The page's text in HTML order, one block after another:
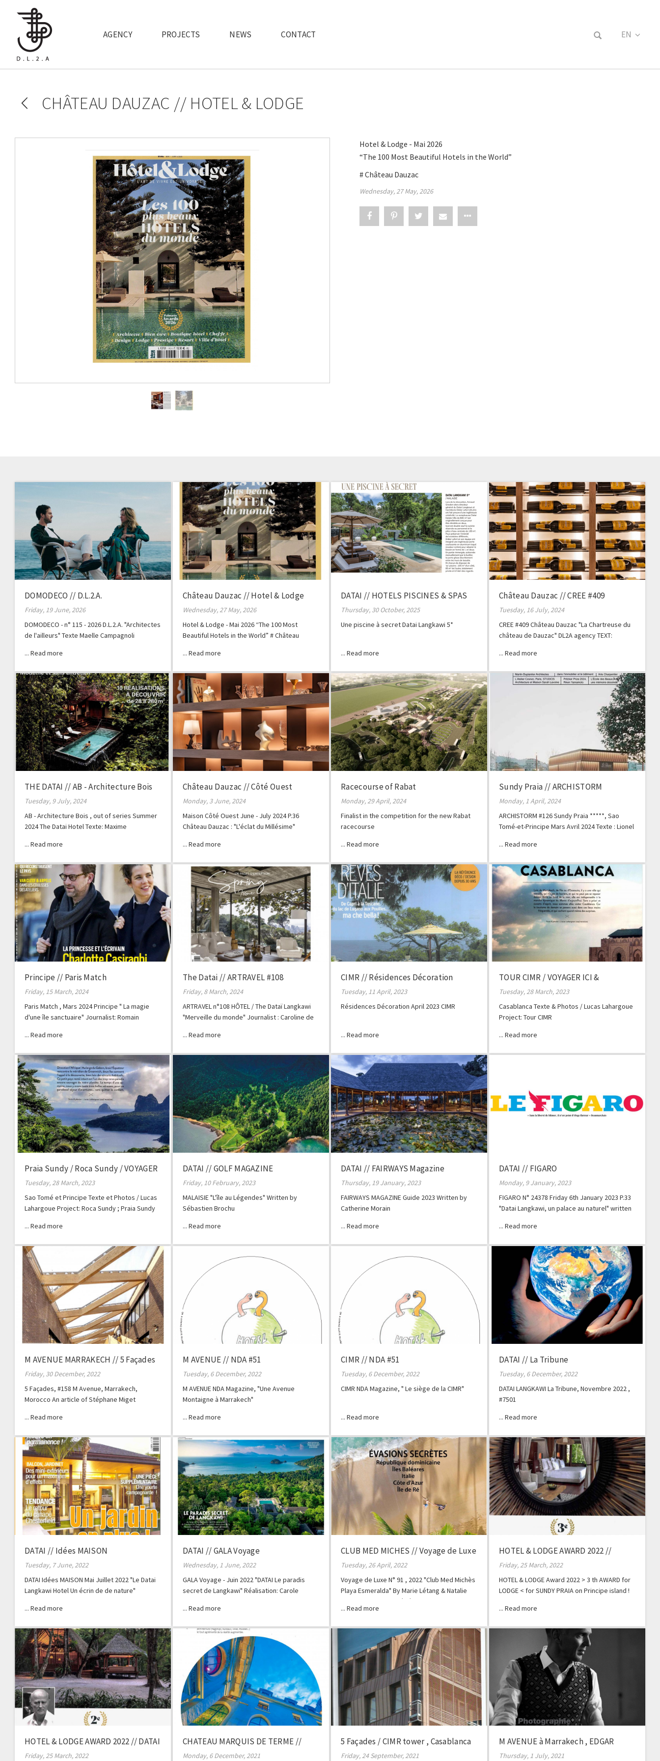
AGENCY PROJECTS NEWS CONTACT EN
CHÂTEAU DAUZAC // HOTEL & LODGE
Hotel & Lodge - Mai 2026
“The 100 Most Beautiful Hotels in the World”
# Château Dauzac
Wednesday, 27 May, 2026
DOMODECO // D.L.2.A.
Friday, 19 June, 2026
DOMODECO - n° 115 - 2026 D.L.2.A. "Architectes
de l'ailleurs" Texte Maelle Campagnoli
Château Dauzac // Hotel & Lodge
Wednesday, 27 May, 2026
Hotel & Lodge - Mai 2026 “The 100 Most
Beautiful Hotels in the World” # Château
DATAI // HOTELS PISCINES & SPAS
Thursday, 30 October, 2025
Une piscine à secret Datai Langkawi 5*
Château Dauzac // CREE #409
Tuesday, 16 July, 2024
CREE #409 Château Dauzac "La Chartreuse du
château de Dauzac" DL2A agency TEXT:
GERALDINE BRUNEEL
THE DATAI // AB - Architecture Bois
Hors série
Tuesday, 9 July, 2024
AB - Architecture Bois , out of series Summer
2024 The Datai Hotel Texte: Maxime
Château Dauzac // Côté Ouest
Monday, 3 June, 2024
Maison Côté Ouest June - July 2024 P.36
Château Dauzac : "L'éclat du Millésime"
Racecourse of Rabat
Monday, 29 April, 2024
Finalist in the competition for the new Rabat
racecourse
Sundy Praia // ARCHISTORM
Monday, 1 April, 2024
ARCHISTORM #126 Sundy Praia *****, Sao
Tomé-et-Principe Mars Avril 2024 Texte : Lionel
Principe // Paris Match
Friday, 15 March, 2024
Paris Match , Mars 2024 Principe " La magie
d'une île sanctuaire" Journalist: Romain
The Datai // ARTRAVEL #108
Friday, 8 March, 2024
ARTRAVEL n°108 HÔTEL / The Dataï Langkawi
"Merveille du monde" Journalist : Caroline de
CIMR // Résidences Décoration
Tuesday, 11 April, 2023
Résidences Décoration April 2023 CIMR
TOUR CIMR / VOYAGER ICI &
AILLEURS
Tuesday, 28 March, 2023
Casablanca Texte & Photos / Lucas Lahargoue
Project: Tour CIMR
Praia Sundy / Roca Sundy / VOYAGER
ICI & AILLEURS
Tuesday, 28 March, 2023
Sao Tomé et Principe Texte et Photos / Lucas
Lahargoue Project: Roca Sundy ; Praia Sundy
DATAI // GOLF MAGAZINE
Friday, 10 February, 2023
MALAISIE "L'île au Légendes" Written by
Sébastien Brochu
DATAI // FAIRWAYS Magazine
Thursday, 19 January, 2023
FAIRWAYS MAGAZINE Guide 2023 Written by
Catherine Morain
DATAI // FIGARO
Monday, 9 January, 2023
FIGARO N° 24378 Friday 6th January 2023 P.33
"Datai Langkawi, un palace au naturel" written
M AVENUE MARRAKECH // 5 Façades
Friday, 30 December, 2022
5 Façades, #158 M Avenue, Marrakech,
Morocco An article of Stéphane Miget
M AVENUE // NDA #51
Tuesday, 6 December, 2022
M AVENUE NDA Magazine, "Une Avenue
Montaigne à Marrakech"
CIMR // NDA #51
Tuesday, 6 December, 2022
CIMR NDA Magazine, " Le siège de la CIMR"
DATAI // La Tribune
Tuesday, 6 December, 2022
DATAI LANGKAWI La Tribune, Novembre 2022 ,
#7501
DATAI // Idées MAISON
Tuesday, 7 June, 2022
DATAI Idées MAISON Mai Juillet 2022 "Le Datai
Langkawi Hotel Un écrin de de nature"
DATAI // GALA Voyage
Wednesday, 1 June, 2022
GALA Voyage - Juin 2022 "DATAI Le paradis
secret de Langkawi" Réalisation: Carole
CLUB MED MICHES // Voyage de Luxe
Tuesday, 26 April, 2022
Voyage de Luxe N° 91 , 2022 "Club Med Michès
Playa Esmeralda" By Marie Létang & Natalie
Florentin Photos : Frédéric Ducout
HOTEL & LODGE AWARD 2022 //
SUNDY PRAIA
Friday, 25 March, 2022
HOTEL & LODGE Award 2022 > 3 th AWARD for
LODGE < for SUNDY PRAIA on Principe island !
HOTEL & LODGE AWARD 2022 // DATAI
Friday, 25 March, 2022
CHATEAU MARQUIS DE TERME //
NDA #47
Monday, 6 December, 2021
5 Façades / CIMR tower , Casablanca
Friday, 24 September, 2021
M AVENUE à Marrakech , EDGAR
Magazine
Thursday, 1 July, 2021